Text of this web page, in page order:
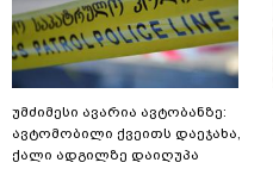
უმძიმესი ავარია ავტობანზე:
ავტომობილი ქვეითს დაეჯახა,
ქალი ადგილზე დაიღუპა